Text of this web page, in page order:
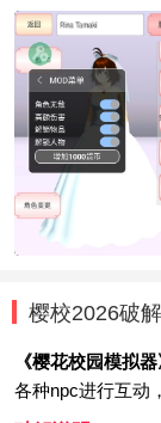
樱校2026破
《樱花校园模拟器
各种npc进行互动